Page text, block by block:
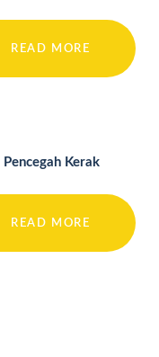
READ MORE
Pencegah Kerak
READ MORE